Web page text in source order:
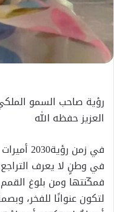
رؤية صاحب السمو
العزيز حفظه الله
في زمن رؤية2030 أميرات الريادة… وتاج الإنجاز
في وطنٍ لا يعرف التراجع
فمكّنتها ومن بلوغ
لتكون عنوانًا للفخر،